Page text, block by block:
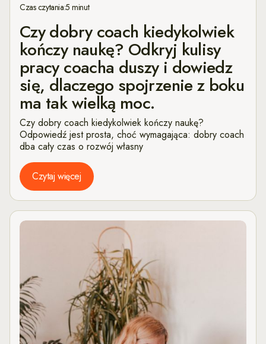
Czas czytania:5 minut
Czy dobry coach kiedykolwiek
kończy naukę? Odkryj kulisy
pracy coacha duszy i dowiedz
się, dlaczego spojrzenie z boku
ma tak wielką moc.
Czy dobry coach kiedykolwiek kończy naukę?
Odpowiedź jest prosta, choć wymagająca: dobry coach
dba cały czas o rozwój własny
Czytaj więcej